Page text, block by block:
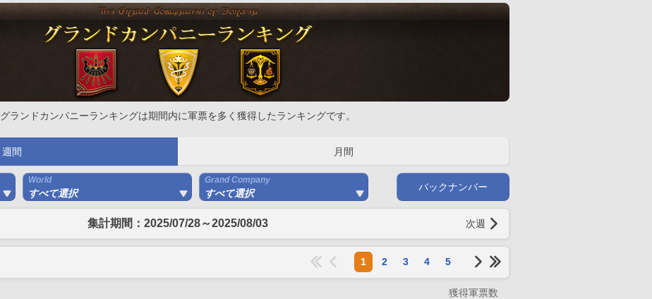
グランドカンパニーランキングは期間内に軍票を多く獲得したランキングです。
週間 月間
World
すべて選択
Grand Company
すべて選択
バックナンバー
集計期間：2025/07/28～2025/08/03 次週
1 2 3 4 5
獲得軍票数